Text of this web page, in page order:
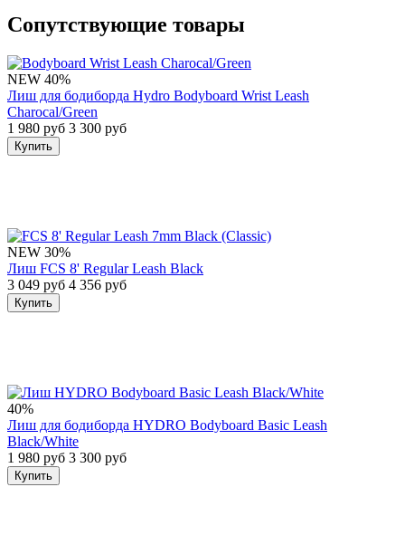
Сопутствующие товары
NEW 40%
Лиш для бодиборда Hydro Bodyboard Wrist Leash
Charocal/Green
1 980 руб 3 300 руб
Купить
NEW 30%
Лиш FCS 8' Regular Leash Black
3 049 руб 4 356 руб
Купить
40%
Лиш для бодиборда HYDRO Bodyboard Basic Leash
Black/White
1 980 руб 3 300 руб
Купить